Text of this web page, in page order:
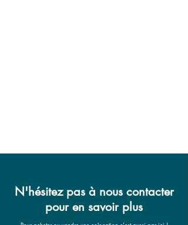
N'hésitez pas à nous contacter
pour en savoir plus